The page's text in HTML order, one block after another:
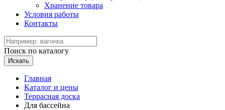
Хранение товара
Условия работы
Контакты
Поиск по каталогу
Искать
Главная
Каталог и цены
Террасная доска
Для бассейна